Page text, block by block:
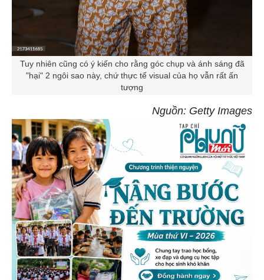
Tuy nhiên cũng có ý kiến cho rằng góc chụp và ánh sáng đã
"hại" 2 ngôi sao này, chứ thực tế visual của họ vẫn rất ấn
tượng
Nguồn: Getty Images